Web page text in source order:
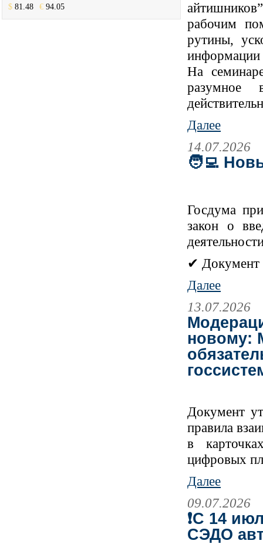
$ 81.48 € 94.05
рабочим
рутины,
информации
На
разумное
Далее
14.07.2026
🧑‍💻
Госдума
закон о
✔ Документ
Далее
13.07.2026
новому:
Документ
правила
в
цифровых
Далее
09.07.2026
❗️С 14
СЭДО